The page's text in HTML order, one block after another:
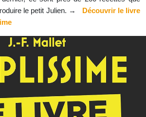
le petit Julien. →
Découvrir le livre